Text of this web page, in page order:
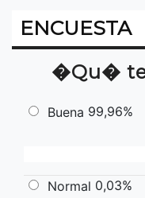
ENCUESTA
�Qu� te
Buena 99,96%
Normal 0,03%